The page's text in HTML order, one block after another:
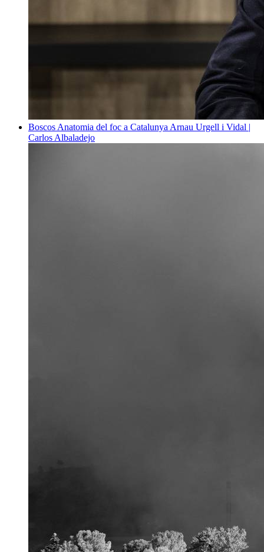
Boscos Anatomia del foc a Catalunya Arnau Urgell i Vidal |
Carlos Albaladejo